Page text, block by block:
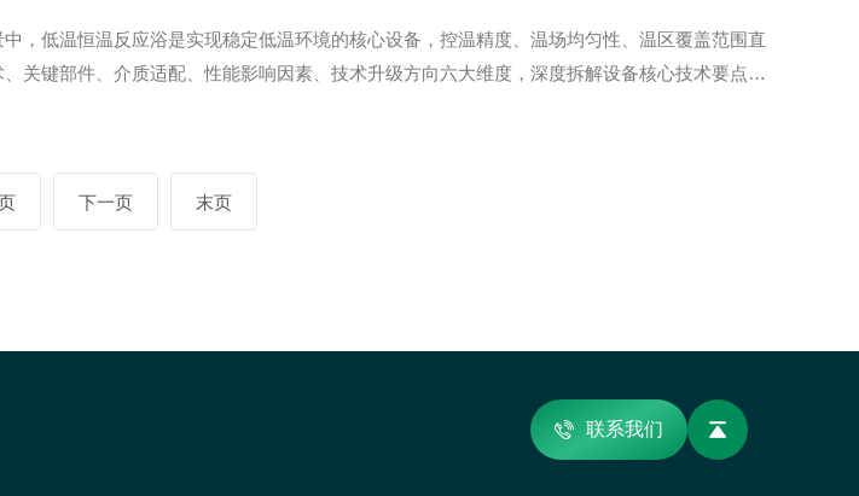
，低温恒温反应浴是实现稳定低温环境的核心设备，控温精度、温场均匀性、温区覆盖范围直
关键部件、介质适配、性能影响因素、技术升级方向六大维度，深度拆解设备核心技术要点，
下一页 末页
联系我们